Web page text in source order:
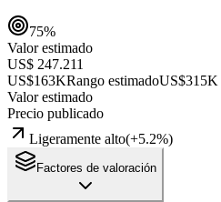
75%
Valor estimado
US$ 247.211
US$163KRango estimadoUS$315K
Valor estimado
Precio publicado
Ligeramente alto(+5.2%)
Factores de valoración